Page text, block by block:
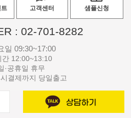
고객센터 샘플신청
: 02-701-8282
일 09:30~17:00
간 12:00~13:10
·공휴일 휴무
결제까지 당일출고